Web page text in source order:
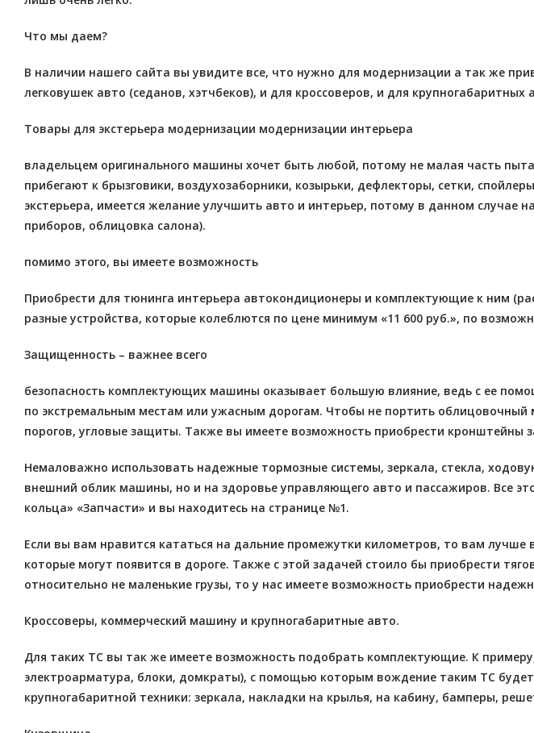
Что мы даем?
В наличии нашего сайта вы увидите все, что нужно для модернизации а так же
легковушек авто (седанов, хэтчбеков), и для кроссоверов, и для крупногабаритных
Товары для экстерьера модернизации модернизации интерьера
владельцем оригинального машины хочет быть любой, потому не малая часть
прибегают к брызговики, воздухозаборники, козырьки, дефлекторы, сетки,
экстерьера, имеется желание улучшить авто и интерьер, потому в данном
приборов, облицовка салона).
помимо этого, вы имеете возможность
Приобрести для тюнинга интерьера автокондиционеры и комплектующие к ним
разные устройства, которые колеблются по цене минимум «11 600 руб.», по
Защищенность – важнее всего
безопасность комплектующих машины оказывает большую влияние, ведь с ее
по экстремальным местам или ужасным дорогам. Чтобы не портить
порогов, угловые защиты. Также вы имеете возможность приобрести кронштейны
Немаловажно использовать надежные тормозные системы, зеркала, стекла,
внешний облик машины, но и на здоровье управляющего авто и пассажиров. Все
кольца» «Запчасти» и вы находитесь на странице №1.
Если вы вам нравится кататься на дальние промежутки километров, то вам
которые могут появится в дороге. Также с этой задачей стоило бы приобрести
относительно не маленькие грузы, то у нас имеете возможность приобрести
Кроссоверы, коммерческий машину и крупногабаритные авто.
Для таких ТС вы так же имеете возможность подобрать комплектующие. К
электроарматура, блоки, домкраты), с помощью которым вождение таким ТС
крупногабаритной техники: зеркала, накладки на крылья, на кабину, бамперы,